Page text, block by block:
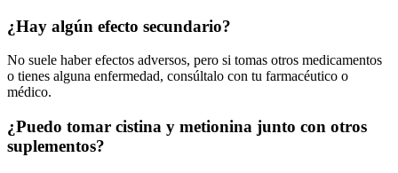
¿Hay algún efecto secundario?
No suele haber efectos adversos, pero si tomas otros medicamentos
o tienes alguna enfermedad, consúltalo con tu farmacéutico o
médico.
¿Puedo tomar cistina y metionina junto con otros
suplementos?